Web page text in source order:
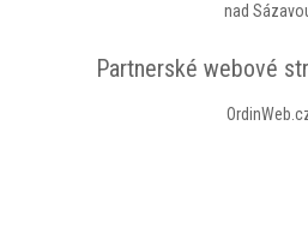
nad
Partnerské webové